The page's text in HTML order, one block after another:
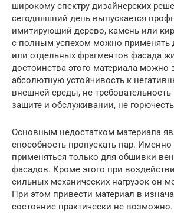
широкому спектру дизайнерских
сегодняшний день выпускается
имитирующий дерево, камень или
с полным успехом можно применять
или отдельных фрагментов фасада
достоинства этого материала можно
абсолютную устойчивость к
внешней среды, не
защите и обслуживании, не
Основным недостатком материала
способность пропускать пар.
применяться только для обшивки
фасадов. Кроме этого при
сильных механических нагрузок он
При этом привести материал в
состояние практически не возможно.